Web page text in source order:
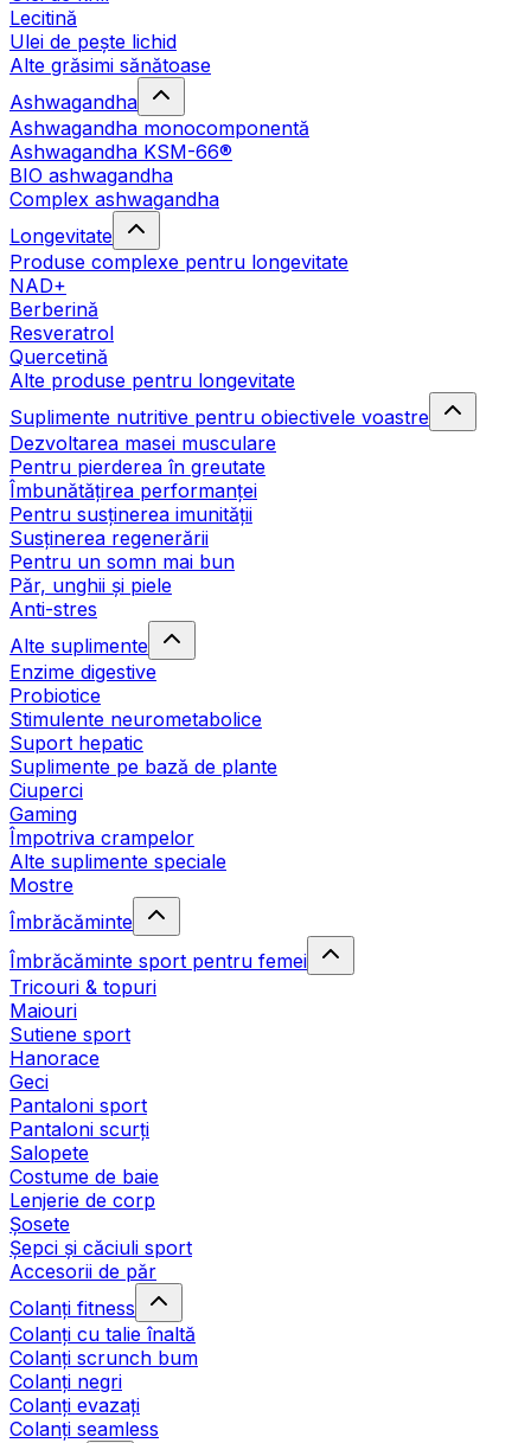
Lecitină
Ulei de pește lichid
Alte grăsimi sănătoase
Ashwagandha
Ashwagandha monocomponentă
Ashwagandha KSM-66®
BIO ashwagandha
Complex ashwagandha
Longevitate
Produse complexe pentru longevitate
NAD+
Berberină
Resveratrol
Quercetină
Alte produse pentru longevitate
Suplimente nutritive pentru obiectivele voastre
Dezvoltarea masei musculare
Pentru pierderea în greutate
Îmbunătățirea performanței
Pentru susținerea imunității
Susținerea regenerării
Pentru un somn mai bun
Păr, unghii și piele
Anti-stres
Alte suplimente
Enzime digestive
Probiotice
Stimulente neurometabolice
Suport hepatic
Suplimente pe bază de plante
Ciuperci
Gaming
Împotriva crampelor
Alte suplimente speciale
Mostre
Îmbrăcăminte
Îmbrăcăminte sport pentru femei
Tricouri & topuri
Maiouri
Sutiene sport
Hanorace
Geci
Pantaloni sport
Pantaloni scurți
Salopete
Costume de baie
Lenjerie de corp
Șosete
Șepci și căciuli sport
Accesorii de păr
Colanți fitness
Colanți cu talie înaltă
Colanți scrunch bum
Colanți negri
Colanți evazați
Colanți seamless